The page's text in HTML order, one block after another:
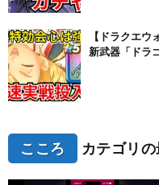
【ドラクエ
新武器「ドラ
こころ カテゴリ